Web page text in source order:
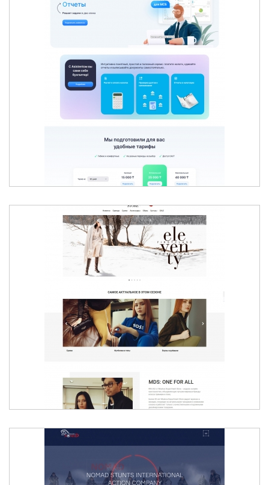
ЭЛЕКТРОННЫЙ БУХГАЛТЕР ASISTENT.KZ
RKH.KZ ОТ MOSKVA DEPARTMENT STORE